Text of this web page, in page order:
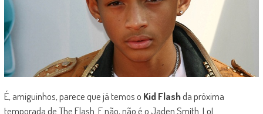
É, amiguinhos, parece que já temos o Kid Flashda próxima
temporada de The Flash. E não, não é o Jaden Smith. LoL